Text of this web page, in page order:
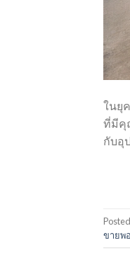
ในยุ
ที่มีคุ
กับอุ
ขายพ